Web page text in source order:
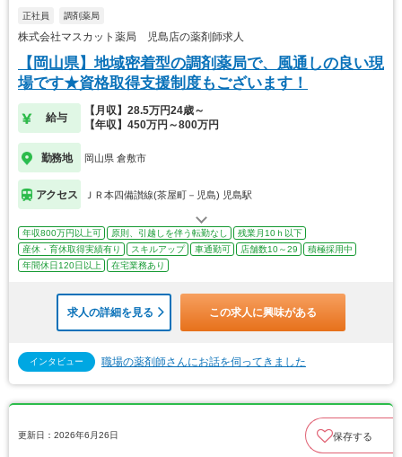
正社員 調剤薬局
株式会社マスカット薬局 児島店の薬剤師求人
【岡山県】地域密着型の調剤薬局で、風通しの良い現
場です★資格取得支援制度もございます！
給与
【月収】28.5万円24歳～
【年収】450万円～800万円
勤務地 岡山県 倉敷市
アクセス ＪＲ本四備讃線(茶屋町－児島) 児島駅
年収800万円以上可 原則、引越しを伴う転勤なし
残業月10ｈ以下
産休・育休取得実績有り
スキルアップ 車通勤可 店舗数10～29
積極採用中
年間休日120日以上
在宅業務あり
求人の詳細を見る この求人に興味がある
インタビュー 職場の薬剤師さんにお話を伺ってきました
更新日：2026年6月26日 保存する